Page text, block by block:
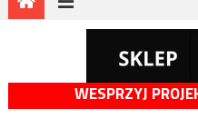
WESPRZYJ